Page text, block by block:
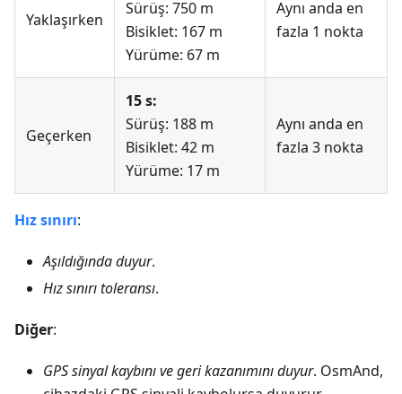
Yaklaşırken
Sürüş: 750 m
Bisiklet: 167 m
Yürüme: 67 m
Aynı anda en
fazla 1 nokta
Geçerken
15 s:
Sürüş: 188 m
Bisiklet: 42 m
Yürüme: 17 m
Aynı anda en
fazla 3 nokta
Hız sınırı:
Aşıldığında duyur.
Hız sınırı toleransı.
Diğer:
GPS sinyal kaybını ve geri kazanımını duyur. OsmAnd,